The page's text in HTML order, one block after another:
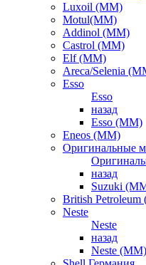
Luxoil (ММ)
Motul(ММ)
Addinol (ММ)
Castrol (ММ)
Elf (ММ)
Areca/Selenia
Esso
Esso
назад
Esso (ММ)
Eneos (ММ)
Оригинальные
назад
Suzuki
British
Neste
Neste
назад
Neste (ММ)